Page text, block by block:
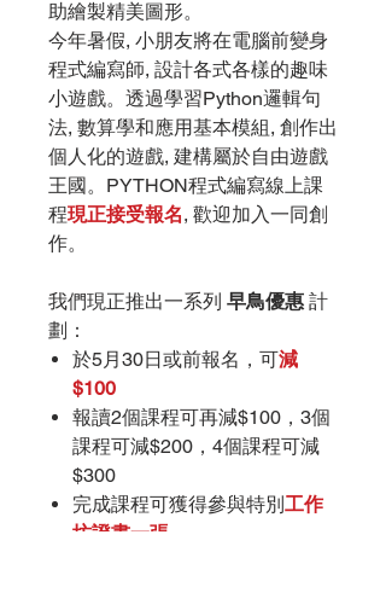
助繪製精美圖形。
今年暑假, 小朋友將在電腦前變身
程式編寫師, 設計各式各樣的趣味
小遊戲。透過學習Python邏輯句
法, 數算學和應用基本模組 , 創作出
個人化的遊戲, 建構屬於自由遊戲
王國。 PYTHON程式編寫線上課
程現正接受報名, 歡迎加入一同創
作。
我們現正推出一系列 早鳥優惠 計
劃：
於5月30日或前報名，可減
$100
報讀2個課程可再減$100，3個
課程可減$200，4個課程可減
$300
完成課程可獲得參與特別 工作
坊證書一張